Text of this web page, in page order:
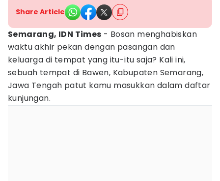
Share Article
Semarang, IDN Times - Bosan menghabiskan
waktu akhir pekan dengan pasangan dan
keluarga di tempat yang itu-itu saja? Kali ini,
sebuah tempat di Bawen, Kabupaten Semarang,
Jawa Tengah patut kamu masukkan dalam daftar
kunjungan.